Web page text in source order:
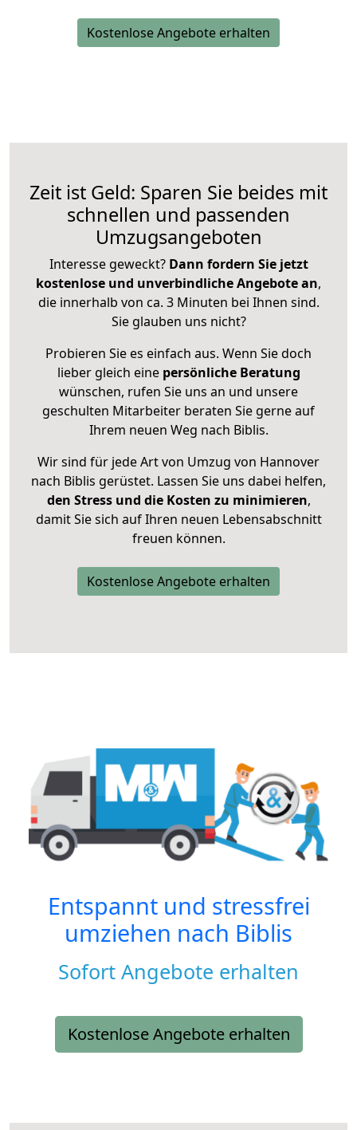
Kostenlose Angebote erhalten
Zeit ist Geld: Sparen Sie beides mit
schnellen und passenden
Umzugsangeboten
Interesse geweckt? Dann fordern Sie jetzt
kostenlose und unverbindliche Angebote an,
die innerhalb von ca. 3 Minuten bei Ihnen sind.
Sie glauben uns nicht?
Probieren Sie es einfach aus. Wenn Sie doch
lieber gleich eine persönliche Beratung
wünschen, rufen Sie uns an und unsere
geschulten Mitarbeiter beraten Sie gerne auf
Ihrem neuen Weg nach Biblis.
Wir sind für jede Art von Umzug von Hannover
nach Biblis gerüstet. Lassen Sie uns dabei helfen,
den Stress und die Kosten zu minimieren,
damit Sie sich auf Ihren neuen Lebensabschnitt
freuen können.
Kostenlose Angebote erhalten
Entspannt und stressfrei
umziehen nach Biblis
Sofort Angebote erhalten
Kostenlose Angebote erhalten